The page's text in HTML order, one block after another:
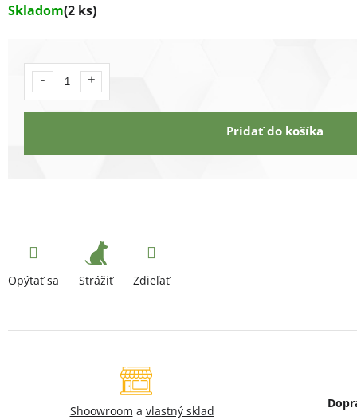
Skladom(2 ks)
Pridať do košíka
Opýtať sa Strážiť Zdieľať
Shoowroom a vlastný sklad